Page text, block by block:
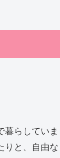
らしていま
りと、自由な